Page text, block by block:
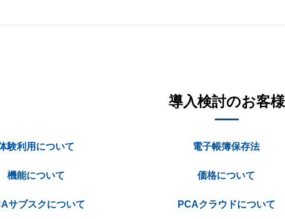
導入検討のお客様
験利用について 電子帳簿保存法
機能について 価格について
サブスクについて PCAクラウドについて